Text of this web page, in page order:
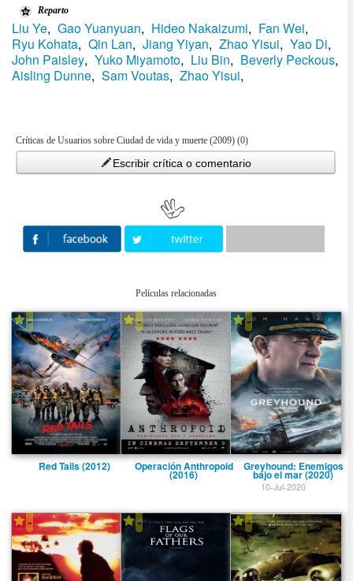
Reparto
Liu Ye, Gao Yuanyuan, Hideo Nakaizumi, Fan Wei,
Ryu Kohata, Qin Lan, Jiang Yiyan, Zhao Yisui, Yao Di,
John Paisley, Yuko Miyamoto, Liu Bin, Beverly Peckous,
Aisling Dunne, Sam Voutas, Zhao Yisui,
Críticas de Usuarios sobre Ciudad de vida y muerte (2009) (0)
Escribir crítica o comentario
Películas relacionadas
-
Red Tails (2012)
-
Operación Anthropoid
(2016)
-
Greyhound: Enemigos
bajo el mar (2020)
10-Jul-2020
- - -